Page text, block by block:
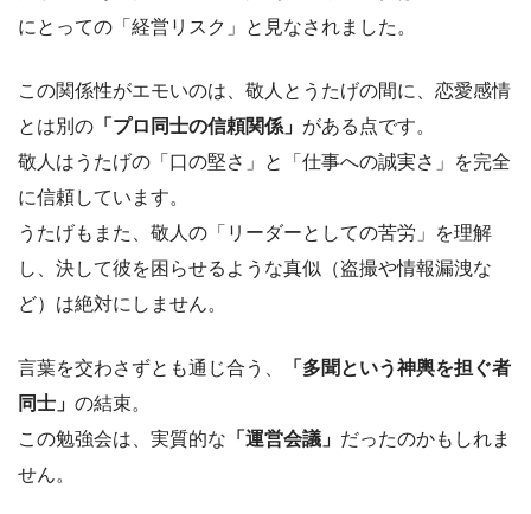
にとっての「経営リスク」と見なされました。
この関係性がエモいのは、敬人とうたげの間に、恋愛感情
とは別の 「プロ同士の信頼関係」 がある点です。
敬人はうたげの「口の堅さ」と「仕事への誠実さ」を完全
に信頼しています。
うたげもまた、敬人の「リーダーとしての苦労」を理解
し、決して彼を困らせるような真似（盗撮や情報漏洩な
ど）は絶対にしません。
言葉を交わさずとも通じ合う、
「多聞という神輿を担ぐ者
同士」 の結束。
この勉強会は、実質的な 「運営会議」 だったのかもしれま
せん。